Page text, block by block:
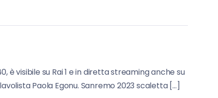
è visibile su Rai 1 e in diretta streaming anche su
Paola Egonu. Sanremo 2023 scaletta […]